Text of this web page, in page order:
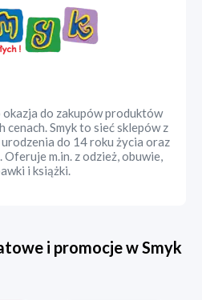
do zakupów produktów
Smyk to sieć sklepów z
do 14 roku życia oraz
Oferuje m.in. z odzież, obuwie,
i książki.
i promocje wSmyk